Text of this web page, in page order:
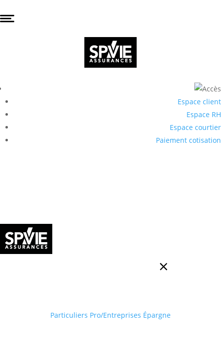
Espace client
Espace RH
Espace courtier
Paiement cotisation
Particuliers Pro/Entreprises Épargne